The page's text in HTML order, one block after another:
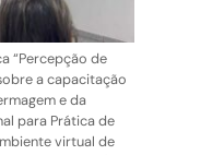
“Percepção de
a capacitação
e da
para Prática de
virtual de